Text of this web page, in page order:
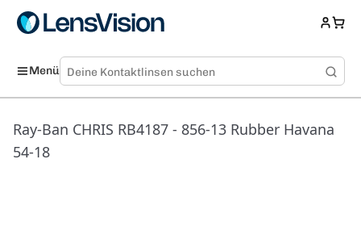
Menü
Ray-Ban CHRIS RB4187 - 856-13 Rubber Havana
54-18